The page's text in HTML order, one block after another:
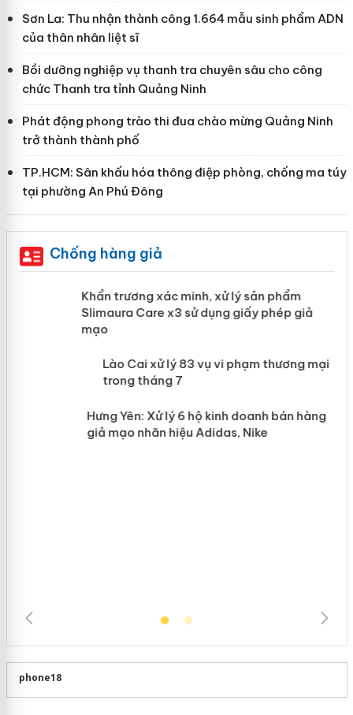
Sơn La: Thu nhận thành công 1.664 mẫu sinh phẩm ADN
của thân nhân liệt sĩ
Bồi dưỡng nghiệp vụ thanh tra chuyên sâu cho công
chức Thanh tra tỉnh Quảng Ninh
Phát động phong trào thi đua chào mừng Quảng Ninh
trở thành thành phố
TP.HCM: Sân khấu hóa thông điệp phòng, chống ma túy
tại phường An Phú Đông
Chống hàng giả
Khẩn trương xác minh, xử lý sản phẩm
Slimaura Care x3 sử dụng giấy phép giả
mạo
Lào Cai xử lý 83 vụ vi phạm thương
mại trong tháng 7
phone18